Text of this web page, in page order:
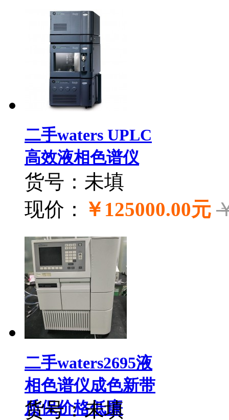
二手waters UPLC
高效液相色谱仪
货号：未填
现价：
￥125000.00元
二手waters2695液
相色谱仪成色新带
质保价格低廉
货号：未填